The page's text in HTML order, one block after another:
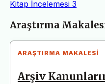
Kitap İncelemesi 3
Makaleler
Araştırma
ARAŞTIRMA MAKALESI
Arşiv